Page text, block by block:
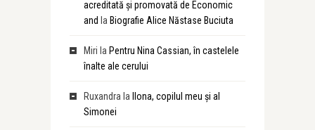
acreditată și promovată de Economic
and la Biografie Alice Năstase Buciuta
Miri la Pentru Nina Cassian, în castelele
înalte ale cerului
Ruxandra la
Ilona, copilul meu și al
Simonei